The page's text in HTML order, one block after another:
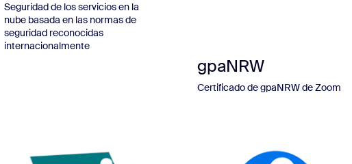
Seguridad de los servicios en la
nube basada en las normas de
seguridad reconocidas
internacionalmente
gpaNRW
Certificado de gpaNRW de Zoom